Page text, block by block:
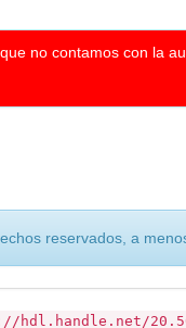
no contamos con la
reservados, a
hdl.handle.net/